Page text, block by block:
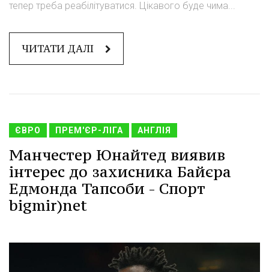
тепер треба реабілітуватися. Цікавого буде чима...
ЧИТАТИ ДАЛІ
ЄВРО ПРЕМ'ЄР-ЛІГА АНГЛІЯ
Манчестер Юнайтед виявив
інтерес до захисника Байєра
Едмонда Тапсоби - Спорт
bigmir)net